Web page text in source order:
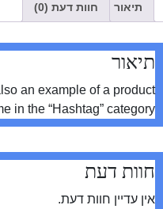
דוגמא
למוצר
עם
יותר
ארוך
תיאור חוות דעת (0)
תיאור
an example of a product
in the “Hashtag” category.
חוות דעת
אין עדיין חוות דעת.